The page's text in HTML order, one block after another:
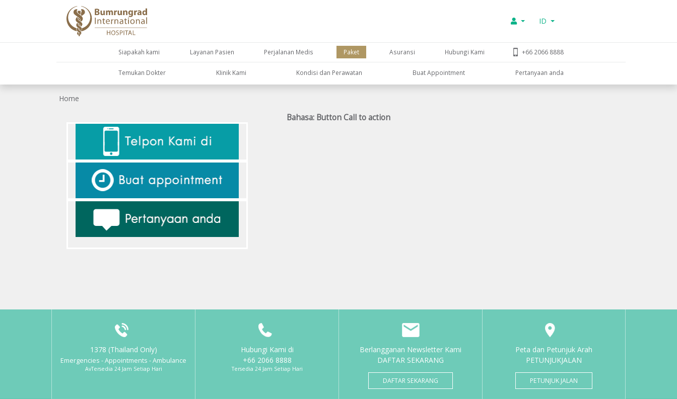
ID
Siapakah kami Layanan Pasien Perjalanan Medis Paket Asuransi Hubungi Kami +66 2066 8888
Temukan Dokter KIinik Kami Kondisi dan Perawatan Buat Appointment Pertanyaan anda
Home
Bahasa: Button Call to action
1378 (Thailand Only)
Emergencies - Appointments - Ambulance
AvTersedia 24 Jam Setiap Hari
Hubungi Kami di
+66 2066 8888
Tersedia 24 Jam Setiap Hari
Berlangganan Newsletter Kami
DAFTAR SEKARANG
DAFTAR SEKARANG
Peta dan Petunjuk Arah
PETUNJUKJALAN
PETUNJUK JALAN